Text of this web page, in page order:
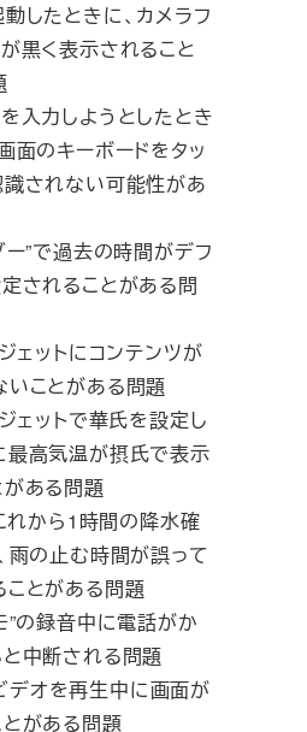
したときに、カメラフ
黒く表示されること
入力しようとしたとき
面のキーボードをタッ
識されない可能性があ
ー”で過去の時間がデフ
されることがある問
ェットにコンテンツが
いことがある問題
ェットで華氏を設定し
最高気温が摂氏で表示
ある問題
れから1時間の降水確
雨の止む時間が誤って
ことがある問題
”の録音中に電話がか
中断される問題
オを再生中に画面が
がある問題